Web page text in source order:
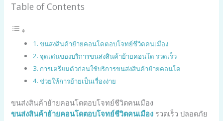
Table of Contents
ขนส่งสินค้าย้ายคอนโดตอบโจทย์ชีวิตคนเมือง
จุดเด่นของบริการขนส่งสินค้าย้ายคอนโด รวดเร็ว
การเตรียมตัวก่อนใช้บริการขนส่งสินค้าย้ายคอนโด
ช่วยให้การย้ายเป็นเรื่องง่าย
ขนส่งสินค้าย้ายคอนโดตอบโจทย์ชีวิตคนเมือง
ขนส่งสินค้าย้ายคอนโดตอบโจทย์ชีวิตคนเมือง รวดเร็ว ปลอดภัย